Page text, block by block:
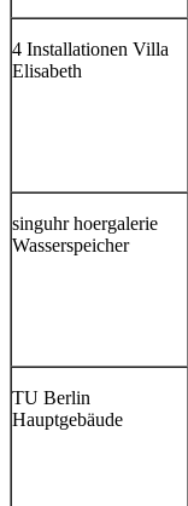
4 Installationen Villa
Elisabeth
singuhr hoergalerie
Wasserspeicher
TU Berlin
Hauptgebäude